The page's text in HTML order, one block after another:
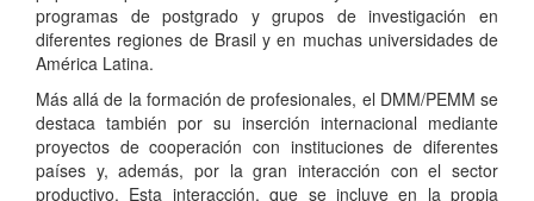
programas de postgrado y grupos de investigación en
diferentes regiones de Brasil y en muchas universidades de
América Latina.
Más allá de la formación de profesionales, el DMM/PEMM se
destaca también por su inserción internacional mediante
proyectos de cooperación con instituciones de diferentes
países y, además, por la gran interacción con el sector
productivo. Esta interacción, que se incluye en la propia